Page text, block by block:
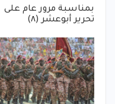
بمناسبة مرور عام على
تحرير أبوعشر (٨)